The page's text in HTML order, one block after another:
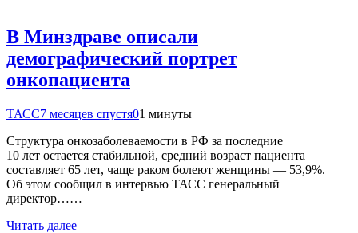
В Минздраве описали
демографический портрет
онкопациента
ТАСС7 месяцев спустя01 минуты
Структура онкозаболеваемости в РФ за последние
10 лет остается стабильной, средний возраст пациента
составляет 65 лет, чаще раком болеют женщины — 53,9%.
Об этом сообщил в интервью ТАСС генеральный
директор……
Читать далее